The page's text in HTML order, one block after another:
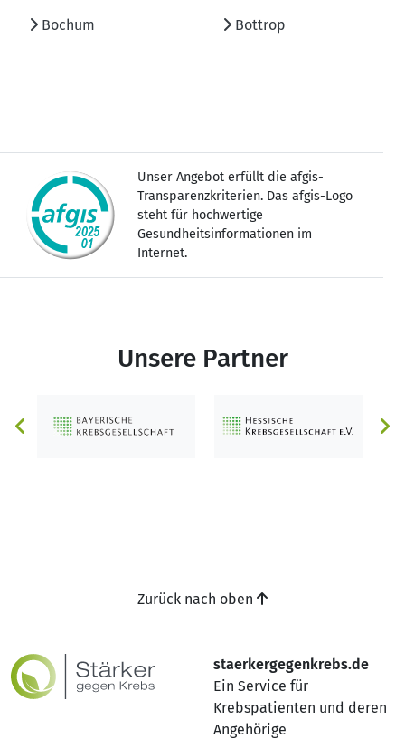
Bochum Bottrop
Unser Angebot erfüllt die afgis-
Transparenzkriterien. Das afgis-Logo
steht für hochwertige
Gesundheitsinformationen im
Internet.
Unsere Partner
staerkergegenkrebs.de
Ein Service für
Krebspatienten und deren
Angehörige
Zurück nach oben